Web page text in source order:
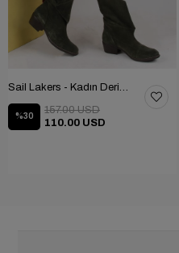
%30
110.00 USD
157.00 USD